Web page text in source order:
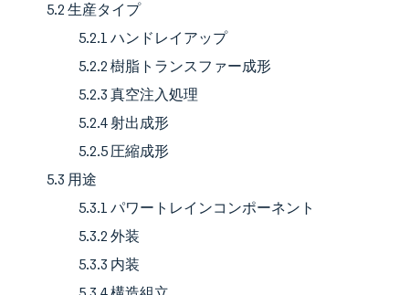
5.2 生産タイプ
5.2.1 ハンドレイアップ
5.2.2 樹脂トランスファー成形
5.2.3 真空注入処理
5.2.4 射出成形
5.2.5 圧縮成形
5.3 用途
5.3.1 パワートレインコンポーネント
5.3.2 外装
5.3.3 内装